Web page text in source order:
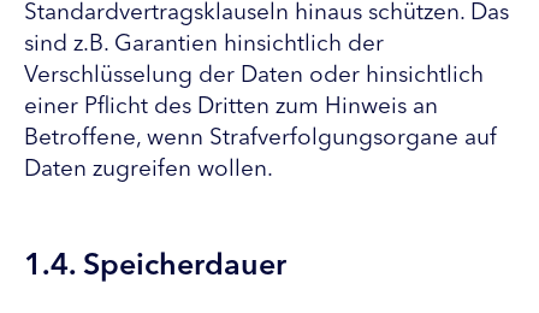
Standardvertragsklauseln hinaus schützen. Das
sind z.B. Garantien hinsichtlich der
Verschlüsselung der Daten oder hinsichtlich
einer Pflicht des Dritten zum Hinweis an
Betroffene, wenn Strafverfolgungsorgane auf
Daten zugreifen wollen.
1.4. Speicherdauer